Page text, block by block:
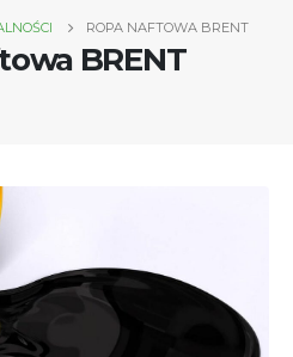
ROPA NAFTOWA BRENT
BRENT